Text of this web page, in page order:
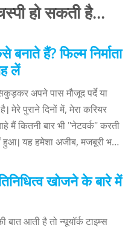
हो सकती है...
हैं? फिल्म निर्माता
लें
अपने पास मौजूद पर्दे या
मेरे पुराने दिनों में, मेरा करियर
मैं कितनी बार भी "नेटवर्क" करती
यह हमेशा अजीब, मजबूरी भरा,
सकती हूँ कि बहुत सारे लेखकों की
था जब तक कि मैंने भावुक फिल्म
सलाह जैसी एक सलाह नहीं सुनी,
दबाव कम होना शुरू हुआ। मैंने
खोजने के बारे में
आती है तो न्यूयॉर्क टाइम्स